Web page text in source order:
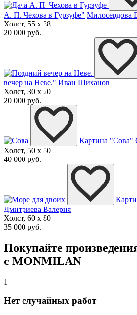
А. П. Чехова в Гурзуфе" Милосердова
Холст, 55 x 38
20 000 руб.
вечер на Неве." Иван Шиханов
Холст, 30 x 20
20 000 руб.
Картина "Сова"
Холст, 50 x 50
40 000 руб.
Дмитриева Валерия
Холст, 60 x 80
35 000 руб.
Покупайте
с MONMILAN
1
Нет случайных работ